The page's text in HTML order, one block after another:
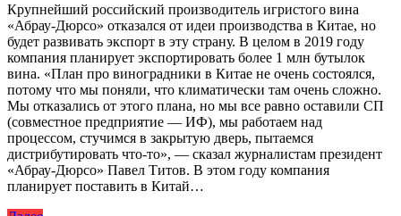
Крупнейший российский производитель игристого вина
«Абрау-Дюрсо» отказался от идеи производства в Китае, но
будет развивать экспорт в эту страну. В целом в 2019 году
компания планирует экспортировать более 1 млн бутылок
вина. «План про виноградники в Китае не очень состоялся,
потому что мы поняли, что климатически там очень сложно.
Мы отказались от этого плана, но мы все равно оставили СП
(совместное предприятие — ИФ), мы работаем над
процессом, стучимся в закрытую дверь, пытаемся
дистрибутировать что-то», — сказал журналистам президент
«Абрау-Дюрсо» Павел Титов. В этом году компания
планирует поставить в Китай…